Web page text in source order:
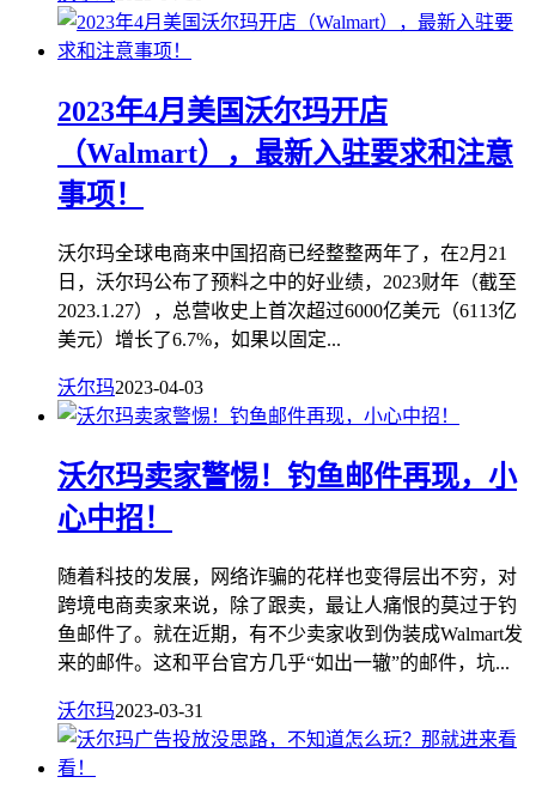
2023年4月美国沃尔玛开店
（Walmart），最新入驻要求和注意
事项！
沃尔玛全球电商来中国招商已经整整两年了，在2月21
日，沃尔玛公布了预料之中的好业绩，2023财年（截至
2023.1.27），总营收史上首次超过6000亿美元（6113亿
美元）增长了6.7%，如果以固定...
沃尔玛2023-04-03
沃尔玛卖家警惕！钓鱼邮件再现，小
心中招！
随着科技的发展，网络诈骗的花样也变得层出不穷，对
跨境电商卖家来说，除了跟卖，最让人痛恨的莫过于钓
鱼邮件了。就在近期，有不少卖家收到伪装成Walmart发
来的邮件。这和平台官方几乎“如出一辙”的邮件，坑...
沃尔玛2023-03-31